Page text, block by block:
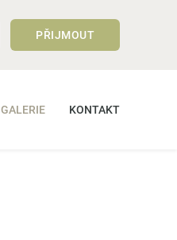
PŘIJMOUT
GALERIE KONTAKT